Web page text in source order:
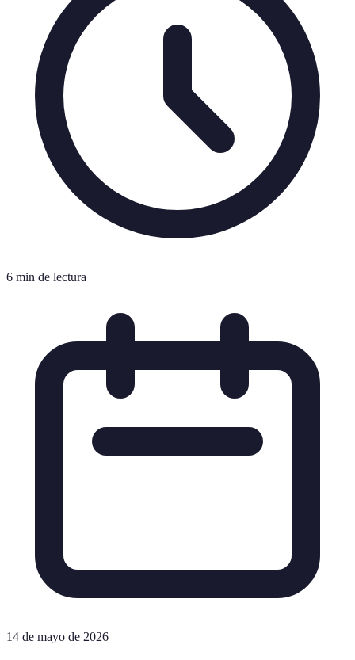
6 min de lectura
14 de mayo de 2026